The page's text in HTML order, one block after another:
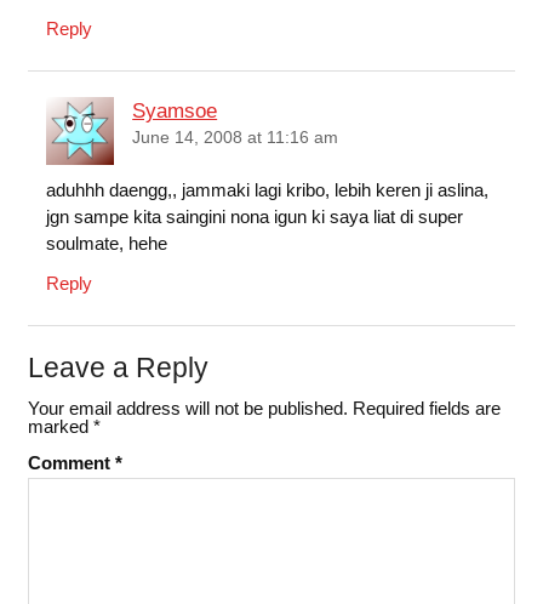
Reply
Syamsoe
June 14, 2008 at 11:16 am
aduhhh daengg,, jammaki lagi kribo, lebih keren ji aslina,
jgn sampe kita saingini nona igun ki saya liat di super
soulmate, hehe
Reply
Leave a Reply
Your email address will not be published. Required fields are
marked *
Comment *